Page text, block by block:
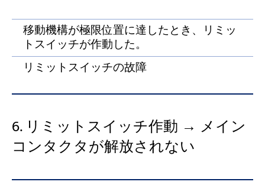
移動機構が極限位置に達したとき、リミッ
トスイッチが作動した。
リミットスイッチの故障
6. リミットスイッチ作動 → メイン
コンタクタが解放されない